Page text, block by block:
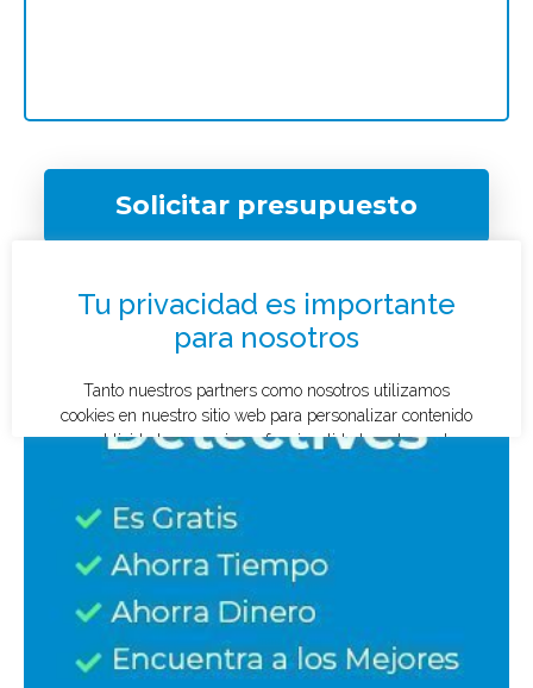
Solicitar presupuesto